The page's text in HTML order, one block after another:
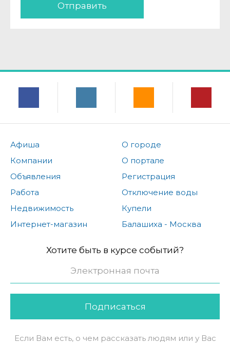
Отправить
Афиша
Компании
Объявления
Работа
Недвижимость
Интернет-магазин
О городе
О портале
Регистрация
Отключение воды
Купели
Балашиха - Москва
Хотите быть в курсе событий?
Подписаться
Если Вам есть, о чем рассказать людям или у Вас